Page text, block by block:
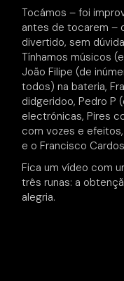
Tocámos – foi
antes de tocarem –
divertido, sem
Tínhamos músicos
João Filipe (de
todos) na bateria,
didgeridoo, Pedro P
electrónicas, Pires
com vozes e
e o Francisco
Fica um vídeo com
três runas: a
alegria.